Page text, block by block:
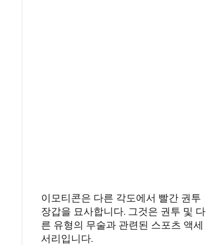
이모티콘은 다른 각도에서 빨간 권투
장갑을 묘사합니다. 그것은 권투 및 다
른 유형의 무술과 관련된 스포츠 액세
서리입니다.